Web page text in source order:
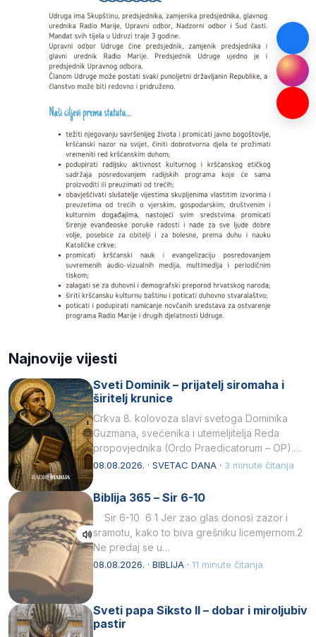
Najnovije vijesti
Sveti Dominik – prijatelj siromaha i
širitelj krunice
Crkva 8. kolovoza slavi svetoga Dominika
Guzmana, svećenika i utemeljitelja Reda
propovjednika (Ordo Praedicatorum – OP).
Svojim životom, dubokom ljubavlju prema
08.08.2026. · SVETAC DANA · 3 minute čitanja
Biblija 365 – Sir 6-10
Sir 6-10 6 1 Jer zao glas donosi zazor i
sramotu, kako to biva grešniku licemjernom.2
Ne predaj se u…
08.08.2026. · BIBLIJA · 11 minute čitanja
Sveti papa Siksto II – dobar i miroljubiv
pastir